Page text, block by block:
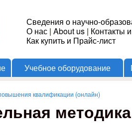
Сведения о научно-
О нас | About us | Контакты
Как купить и Прайс-лист
Учебное оборудование
квалификации (онлайн)